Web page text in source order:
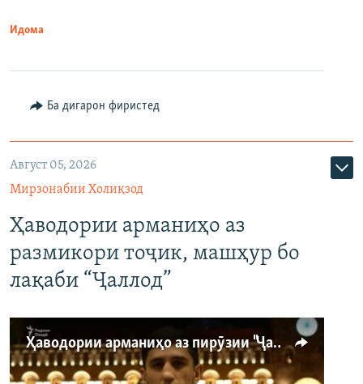
Идома
Ба дигарон фиристед
Август 05, 2026
Мирзонабии Холиқзод
Ҳаводории арманиҳо аз
размикори тоҷик, машҳур бо
лақаби “Ҷаллод”
Ҳаводории арманиҳо аз пирӯзии "Ҷаллод"-и тоҷик